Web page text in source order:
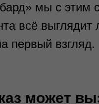
мы с этим
всё
первый взгляд.
может